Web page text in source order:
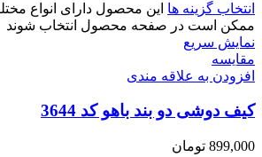
انتخاب گزینه ها این محصول دارای انواع
ممکن است در صفحه محصول انتخاب شوند
نمایش سریع
مقايسه
افزودن به علاقه مندی
کیف دوشی دو بند باهو کد 3644
899,000 تومان